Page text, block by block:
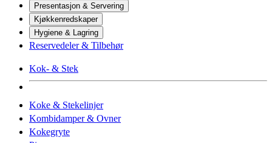
Presentasjon & Servering
Kjøkkenredskaper
Hygiene & Lagring
Reservedeler & Tilbehør
Kok- & Stek
Koke & Stekelinjer
Kombidamper & Ovner
Kokegryte